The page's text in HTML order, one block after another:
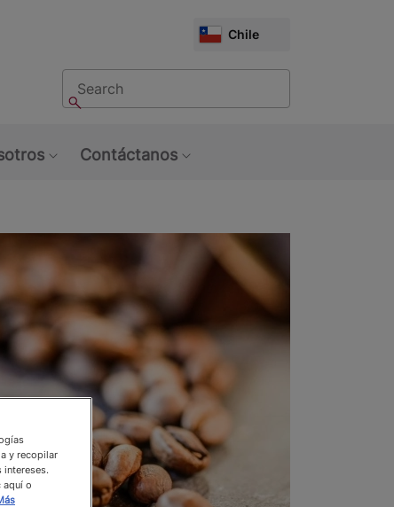
CHOOSE
MARKET
Chile
Buscar
Buscar
Contáctanos
y recopilar
intereses.
aquí o